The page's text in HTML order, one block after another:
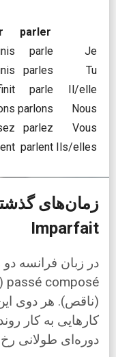
parler
Je
parle
Tu
parles
Il/elle
parle
Nous
parlons
Vous
parlez
Ils/elles
parlent
Imparfait
در زبان فرانسه
(ناقص). هر دوی
کارهایی به کار
دوره‌ای طولانی رخ